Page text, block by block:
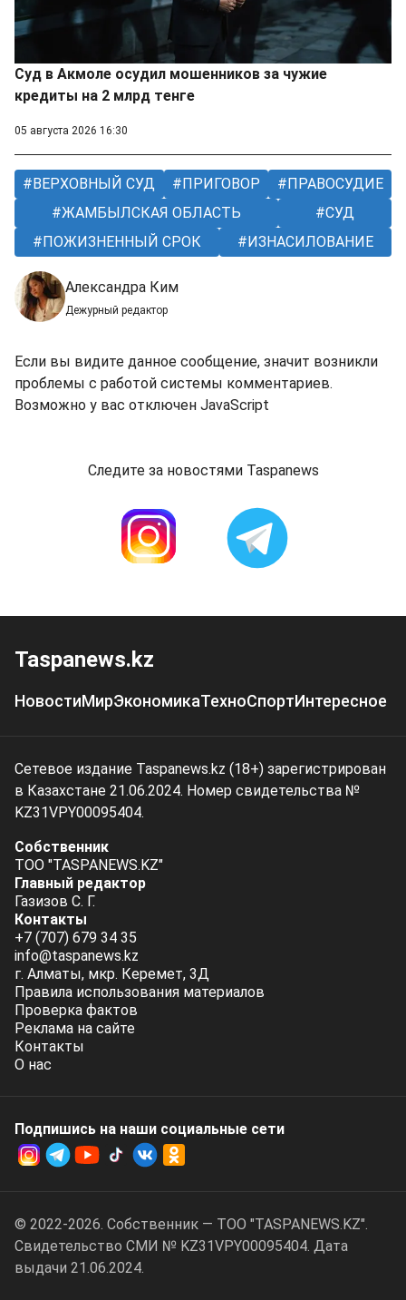
Суд в Акмоле осудил мошенников за чужие
кредиты на 2 млрд тенге
05 августа 2026 16:30
ВЕРХОВНЫЙ СУД ПРИГОВОР
ПРАВОСУДИЕ
ЖАМБЫЛСКАЯ ОБЛАСТЬ
СУД
ПОЖИЗНЕННЫЙ СРОК
ИЗНАСИЛОВАНИЕ
Александра Ким
Дежурный редактор
Если вы видите данное сообщение, значит возникли
проблемы с работой системы комментариев.
Возможно у вас отключен JavaScript
Следите за новостями Taspanews
Taspanews.kz
НовостиМирЭкономикаТехноСпортИнтересное
Сетевое издание Taspanews.kz (18+) зарегистрирован
в Казахстане 21.06.2024. Номер свидетельства №
KZ31VPY00095404.
Собственник
ТОО "TASPANEWS.KZ"
Главный редактор
Газизов С. Г.
Контакты
+7 (707) 679 34 35
info@taspanews.kz
г. Алматы, мкр. Керемет, 3Д
Правила использования материалов
Проверка фактов
Реклама на сайте
Контакты
О нас
Подпишись на наши социальные cети
© 2022-2026. Собственник — ТОО "TASPANEWS.KZ".
Cвидетельство СМИ № KZ31VPY00095404. Дата
выдачи 21.06.2024.